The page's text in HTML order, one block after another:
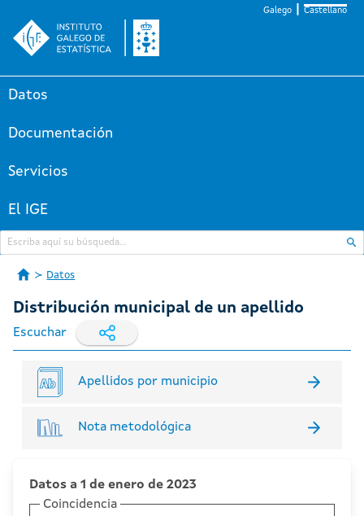
Galego Castellano
Datos
Documentación
Servicios
El IGE
Datos
Distribución municipal de un apellido
Escuchar
Apellidos por municipio
Nota metodológica
Datos a 1 de enero de 2023
Coincidencia